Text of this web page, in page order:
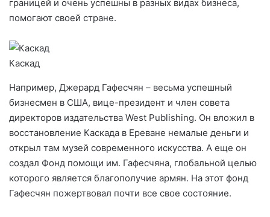
границей и очень успешны в разных видах бизнеса,
помогают своей стране.
Каскад
Например, Джерард Гафесчян – весьма успешный
бизнесмен в США, вице-президент и член совета
директоров издательства West Publishing. Он вложил в
восстановление Каскада в Ереване немалые деньги и
открыл там музей современного искусства. А еще он
создал Фонд помощи им. Гафесчяна, глобальной целью
которого является благополучие армян. На этот фонд
Гафесчян пожертвовал почти все свое состояние.